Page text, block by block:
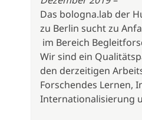
Das bologna.lab der
zu Berlin sucht zu
im Bereich
Wir sind ein
den derzeitigen
Forschendes Lernen,
Internationalisierung